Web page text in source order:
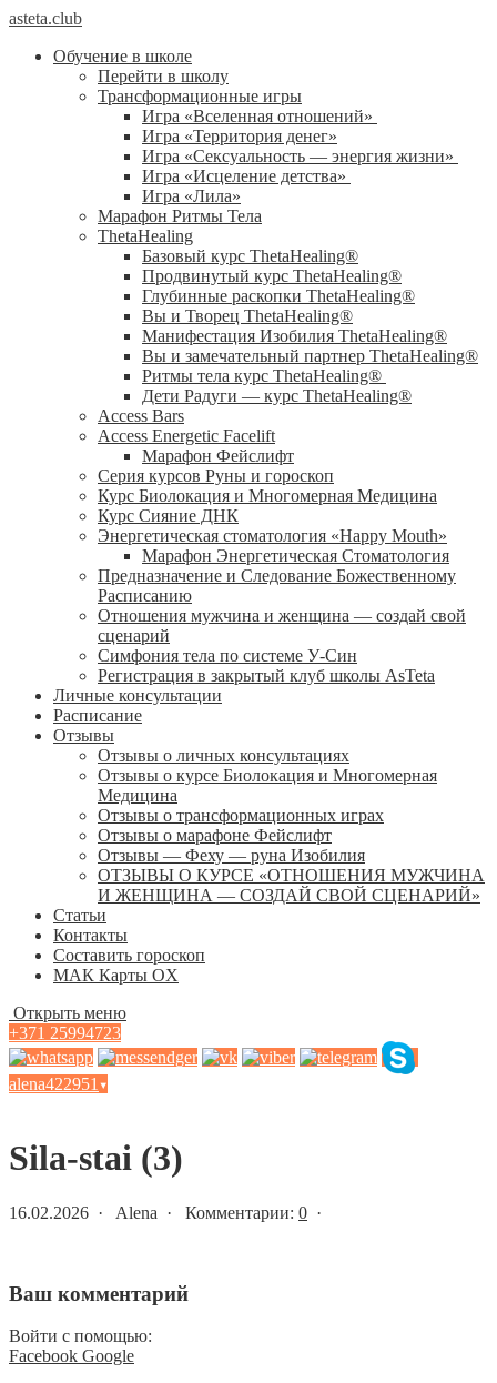
asteta.club
Обучение в школе
Перейти в школу
Трансформационные игры
Игра «Вселенная отношений»
Игра «Территория денег»
Игра «Сексуальность — энергия жизни»
Игра «Исцеление детства»
Игра «Лила»
Марафон Ритмы Тела
ThetaHealing
Базовый курс ThetaHealing®
Продвинутый курс ThetaHealing®
Глубинные раскопки ThetaHealing®
Вы и Творец ThetaHealing®
Манифестация Изобилия ThetaHealing®
Вы и замечательный партнер ThetaHealing®
Ритмы тела курс ThetaHealing®
Дети Радуги — курс ThetaHealing®
Access Bars
Access Energetic Facelift
Марафон Фейслифт
Серия курсов Руны и гороскоп
Курс Биолокация и Многомерная Медицина
Курс Сияние ДНК
Энергетическая стоматология «Happy Mouth»
Марафон Энергетическая Cтоматология
Предназначение и Следование Божественному
Расписанию
Отношения мужчина и женщина — создай свой
сценарий
Симфония тела по системе У-Син
Регистрация в закрытый клуб школы AsTeta
Личные консультации
Расписание
Отзывы
Отзывы о личных консультациях
Отзывы о курсе Биолокация и Многомерная
Медицина
Отзывы о трансформационных играх
Отзывы о марафоне Фейслифт
Отзывы — Феху — руна Изобилия
ОТЗЫВЫ О КУРСЕ «ОТНОШЕНИЯ МУЖЧИНА
И ЖЕНЩИНА — СОЗДАЙ СВОЙ СЦЕНАРИЙ»
Статьи
Контакты
Составить гороскоп
МАК Карты OХ
Открыть меню
+371 25994723
alena422951 ▾
Sila-stai (3)
16.02.2026 · Alena · Комментарии: 0 ·
Ваш комментарий
Войти с помощью:
Facebook Google